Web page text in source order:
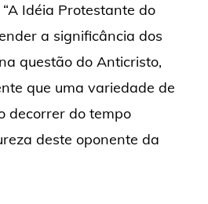
Idéia Protestante do
a significância dos
questão do Anticristo,
que uma variedade de
decorrer do tempo
deste oponente da